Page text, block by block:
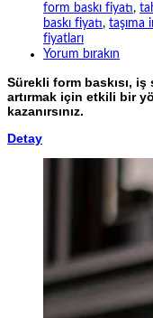
form baskı fiyatı,
baskı fiyatı, taşıma
fiyatları
Yorum bırakın
Sürekli form baskısı,
artırmak için etkili bir
kazanırsınız.
Detay